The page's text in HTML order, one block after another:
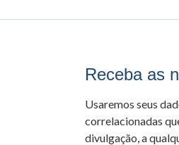
Receba as
Usaremos seus
correlacionadas
divulgação, a